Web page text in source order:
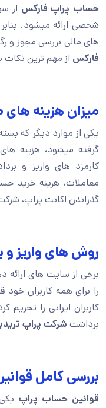
حساب پراپ فارکس از
شخصی ارائه میشود.
های مالی بررسی مجوز و
فارکس از مهم ترین
میزان هزینه های
یکی از موارد دیگر که
گرفته میشود، هزینه
کارمزد های واریز و
معاملات، هزینه خرید
گذراندن اکانت پراپ،
روش های واریز و
برخی از سایت های ارائه
را برای همه کاربران
کاربران ایرانی را
برداشت شرکت پراپ
بررسی کامل
قوانین حساب پراپ